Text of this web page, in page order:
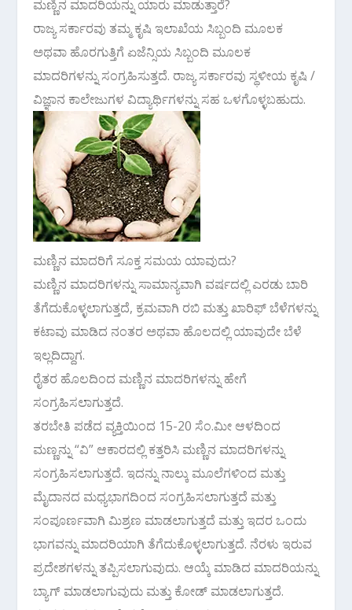
ಮಣ್ಣಿನ ಮಾದರಿಯನ್ನು ಯಾರು ಮಾಡುತ್ತಾರೆ?
ರಾಜ್ಯ ಸರ್ಕಾರವು ತಮ್ಮ ಕೃಷಿ ಇಲಾಖೆಯ ಸಿಬ್ಬಂದಿ ಮೂಲಕ
ಅಥವಾ ಹೊರಗುತ್ತಿಗೆ ಏಜೆನ್ಸಿಯ ಸಿಬ್ಬಂದಿ ಮೂಲಕ
ಮಾದರಿಗಳನ್ನು ಸಂಗ್ರಹಿಸುತ್ತದೆ. ರಾಜ್ಯ ಸರ್ಕಾರವು ಸ್ಥಳೀಯ ಕೃಷಿ /
ವಿಜ್ಞಾನ ಕಾಲೇಜುಗಳ ವಿದ್ಯಾರ್ಥಿಗಳನ್ನು ಸಹ ಒಳಗೊಳ್ಳಬಹುದು.
ಮಣ್ಣಿನ ಮಾದರಿಗೆ ಸೂಕ್ತ ಸಮಯ ಯಾವುದು?
ಮಣ್ಣಿನ ಮಾದರಿಗಳನ್ನು ಸಾಮಾನ್ಯವಾಗಿ ವರ್ಷದಲ್ಲಿ ಎರಡು ಬಾರಿ
ತೆಗೆದುಕೊಳ್ಳಲಾಗುತ್ತದೆ, ಕ್ರಮವಾಗಿ ರಬಿ ಮತ್ತು ಖಾರಿಫ್ ಬೆಳೆಗಳನ್ನು
ಕಟಾವು ಮಾಡಿದ ನಂತರ ಅಥವಾ ಹೊಲದಲ್ಲಿ ಯಾವುದೇ ಬೆಳೆ
ಇಲ್ಲದಿದ್ದಾಗ.
ರೈತರ ಹೊಲದಿಂದ ಮಣ್ಣಿನ ಮಾದರಿಗಳನ್ನು ಹೇಗೆ
ಸಂಗ್ರಹಿಸಲಾಗುತ್ತದೆ.
ತರಬೇತಿ ಪಡೆದ ವ್ಯಕ್ತಿಯಿಂದ 15-20 ಸೆಂ.ಮೀ ಆಳದಿಂದ
ಮಣ್ಣನ್ನು “ವಿ” ಆಕಾರದಲ್ಲಿ ಕತ್ತರಿಸಿ ಮಣ್ಣಿನ ಮಾದರಿಗಳನ್ನು
ಸಂಗ್ರಹಿಸಲಾಗುತ್ತದೆ. ಇದನ್ನು ನಾಲ್ಕು ಮೂಲೆಗಳಿಂದ ಮತ್ತು
ಮೈದಾನದ ಮಧ್ಯಭಾಗದಿಂದ ಸಂಗ್ರಹಿಸಲಾಗುತ್ತದೆ ಮತ್ತು
ಸಂಪೂರ್ಣವಾಗಿ ಮಿಶ್ರಣ ಮಾಡಲಾಗುತ್ತದೆ ಮತ್ತು ಇದರ ಒಂದು
ಭಾಗವನ್ನು ಮಾದರಿಯಾಗಿ ತೆಗೆದುಕೊಳ್ಳಲಾಗುತ್ತದೆ. ನೆರಳು ಇರುವ
ಪ್ರದೇಶಗಳನ್ನು ತಪ್ಪಿಸಲಾಗುವುದು. ಆಯ್ಕೆ ಮಾಡಿದ ಮಾದರಿಯನ್ನು
ಬ್ಯಾಗ್ ಮಾಡಲಾಗುವುದು ಮತ್ತು ಕೋಡ್ ಮಾಡಲಾಗುತ್ತದೆ.